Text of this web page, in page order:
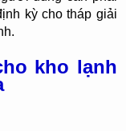
kỳ cho tháp giải
kho lạnh